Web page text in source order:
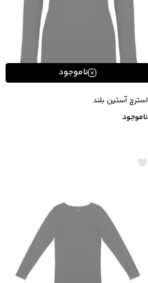
ناموجود
استرچ آستین بلند
ناموجود